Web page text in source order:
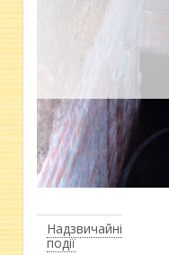
Надзвичайні
події